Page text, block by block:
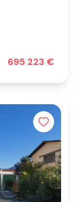
695 223 €